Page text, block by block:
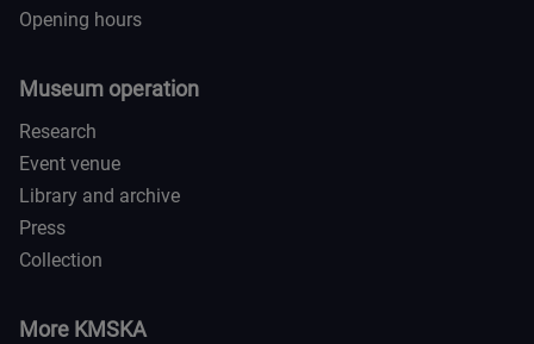
Opening hours
Museum operation
Research
Event venue
Library and archive
Press
Collection
More KMSKA